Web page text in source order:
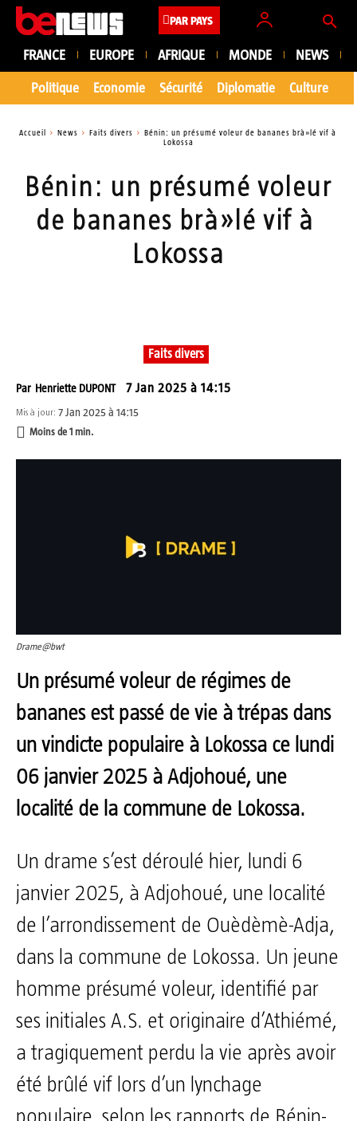
PAR PAYS
FRANCE EUROPE AFRIQUE MONDE NEWS
Politique Economie Sécurité Diplomatie Culture
Accueil News Faits divers
Bénin: un présumé voleur de bananes brà»lé vif à
Lokossa
Bénin: un présumé voleur
de bananes brà»lé vif à
Lokossa
Faits divers
Par Henriette DUPONT 7 Jan 2025 à 14:15
Mis à jour: 7 Jan 2025 à 14:15
Moins de 1 min.
Drame@bwt
Un présumé voleur de régimes de
bananes est passé de vie à trépas dans
un vindicte populaire à Lokossa ce lundi
06 janvier 2025 à Adjohoué, une
localité de la commune de Lokossa.
Un drame s’est déroulé hier, lundi 6
janvier 2025, à Adjohoué, une localité
de l’arrondissement de Ouèdèmè-Adja,
dans la commune de Lokossa. Un jeune
homme présumé voleur, identifié par
ses initiales A.S. et originaire d’Athiémé,
a tragiquement perdu la vie après avoir
été brûlé vif lors d’un lynchage